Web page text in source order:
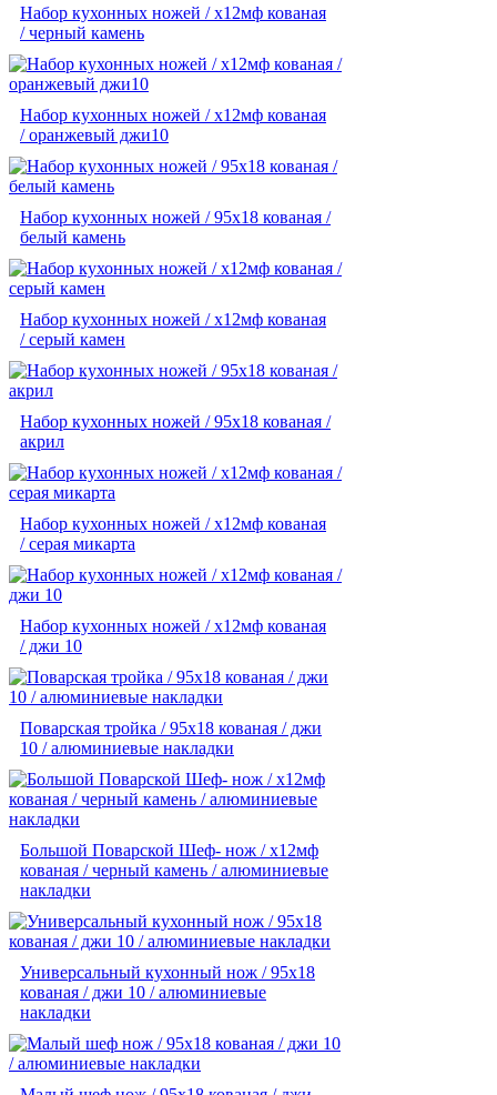
Набор кухонных ножей / х12мф кованая
/ черный камень
Набор кухонных ножей / х12мф кованая
/ оранжевый джи10
Набор кухонных ножей / 95х18 кованая /
белый камень
Набор кухонных ножей / х12мф кованая
/ серый камен
Набор кухонных ножей / 95х18 кованая /
акрил
Набор кухонных ножей / х12мф кованая
/ серая микарта
Набор кухонных ножей / х12мф кованая
/ джи 10
Поварская тройка / 95х18 кованая / джи
10 / алюминиевые накладки
Большой Поварской Шеф- нож / х12мф
кованая / черный камень / алюминиевые
накладки
Универсальный кухонный нож / 95х18
кованая / джи 10 / алюминиевые
накладки